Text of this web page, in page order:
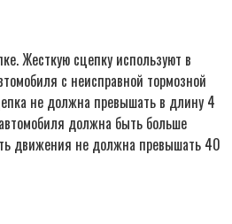
Жесткую сцепку используют в
с неисправной тормозной
не должна превышать в длину 4
должна быть больше
движения не должна превышать 40